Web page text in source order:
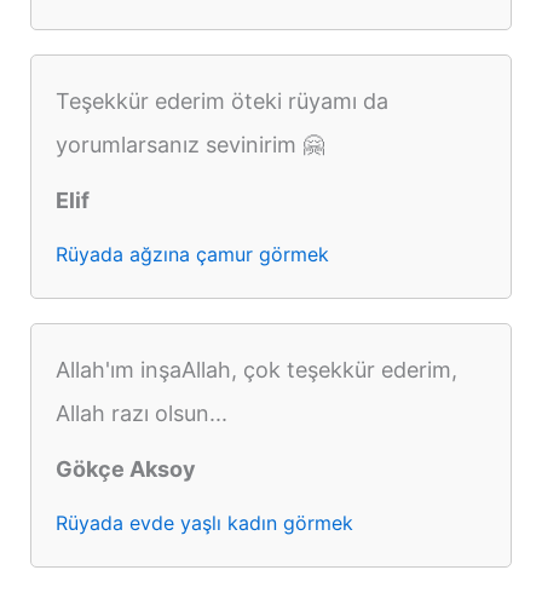
Teşekkür ederim öteki rüyamı da
yorumlarsanız sevinirim 🤗
Elif
Rüyada ağzına çamur görmek
Allah'ım inşaAllah, çok teşekkür ederim,
Allah razı olsun...
Gökçe Aksoy
Rüyada evde yaşlı kadın görmek